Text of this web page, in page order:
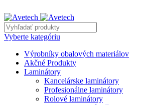
Vyberte kategóriu
Výrobníky obalových materiálov
Akčné Produkty
Laminátory
Kancelárske laminátory
Profesionálne laminátory
Rolové laminátory